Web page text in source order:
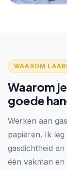
WAAROM
Waarom
goede
Werken aan
papieren. Ik
gasdichtheid
één vakman